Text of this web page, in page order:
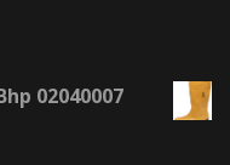
02040007